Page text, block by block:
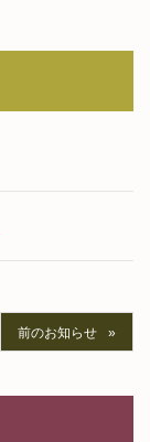
n
前のお知らせ